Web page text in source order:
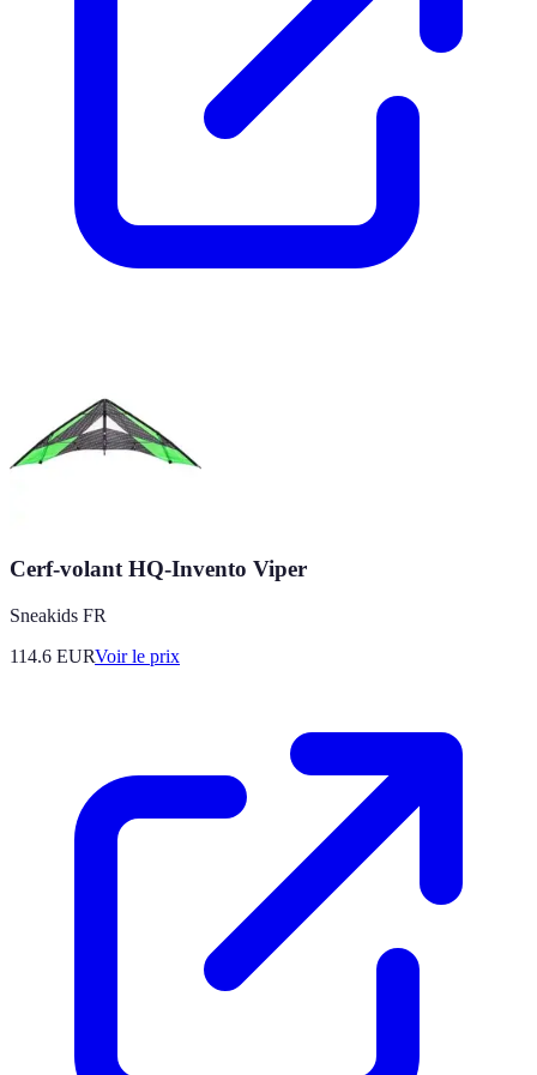
Cerf-volant HQ-Invento Viper
Sneakids FR
114.6 EURVoir le prix